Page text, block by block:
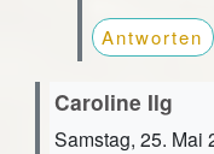
Antworten
Caroline Ilg
Samstag, 25. Mai